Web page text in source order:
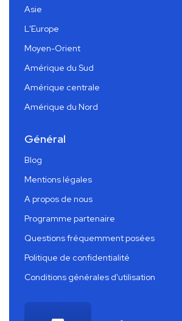
Asie
L'Europe
Moyen-Orient
Amérique du Sud
Amérique centrale
Amérique du Nord
Général
Blog
Mentions légales
A propos de nous
Programme partenaire
Questions fréquemment posées
Politique de confidentialité
Conditions générales d'utilisation